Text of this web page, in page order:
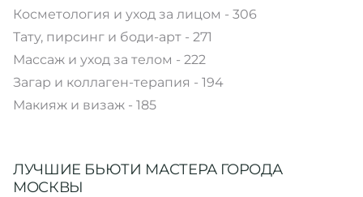
Косметология и уход за лицом - 306
Тату, пирсинг и боди-арт - 271
Массаж и уход за телом - 222
Загар и коллаген-терапия - 194
Макияж и визаж - 185
ЛУЧШИЕ БЬЮТИ МАСТЕРА ГОРОДА
МОСКВЫ